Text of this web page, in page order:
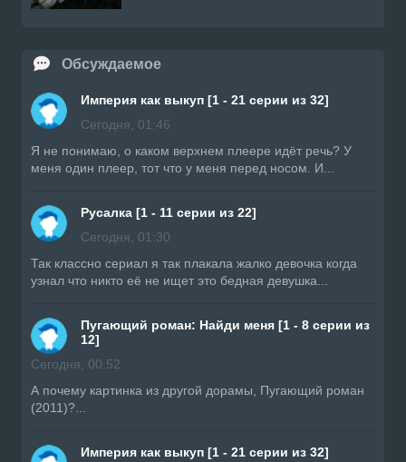
Обсуждаемое
Империя как выкуп [1 - 21 серии из 32]
Сегодня, 01:46
Я не понимаю, о каком верхнем плеере идёт речь? У
меня один плеер, тот что у меня перед носом. И...
Русалка [1 - 11 серии из 22]
Сегодня, 01:30
Так классно сериал я так плакала жалко девочка когда
узнал что никто её не ищет это бедная девушка...
Пугающий роман: Найди меня [1 - 8 серии из
12]
Сегодня, 00:52
А почему картинка из другой дорамы, Пугающий роман
(2011)?...
Империя как выкуп [1 - 21 серии из 32]